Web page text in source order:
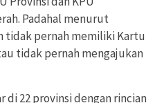
Padahal menurut
tidak pernah memiliki Kartu
tidak pernah mengajukan
di 22 provinsi dengan rincian